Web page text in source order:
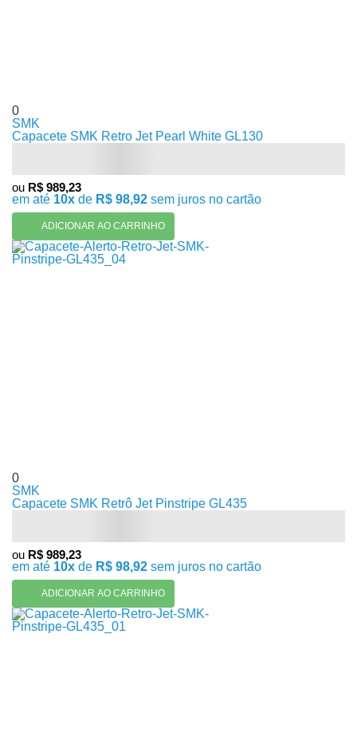
0
SMK
Capacete SMK Retro Jet Pearl White GL130
ou R$ 989,23
em até 10x de R$ 98,92 sem juros no cartão
ADICIONAR AO CARRINHO
0
SMK
Capacete SMK Retrô Jet Pinstripe GL435
ou R$ 989,23
em até 10x de R$ 98,92 sem juros no cartão
ADICIONAR AO CARRINHO